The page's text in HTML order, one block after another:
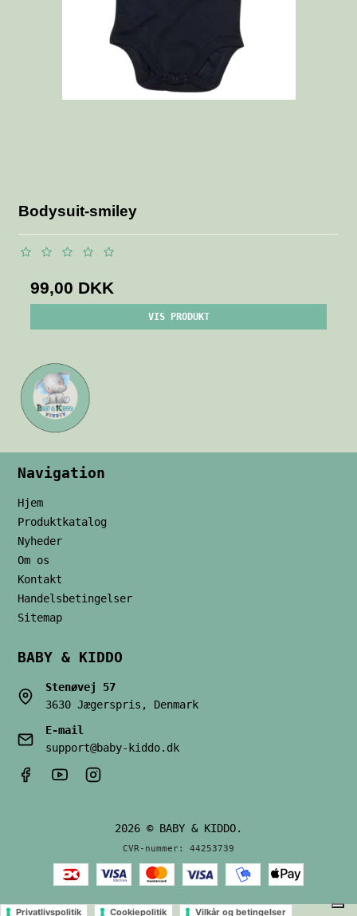
Bodysuit-smiley
99,00 DKK
VIS PRODUKT
Navigation
Hjem
Produktkatalog
Nyheder
Om os
Kontakt
Handelsbetingelser
Sitemap
BABY & KIDDO
Stenøvej 57
3630 Jægerspris, Denmark
E-mail
support@baby-kiddo.dk
2026 © BABY & KIDDO.
CVR-nummer: 44253739
Privatlivspolitik Cookiepolitik Vilkår og betingelser